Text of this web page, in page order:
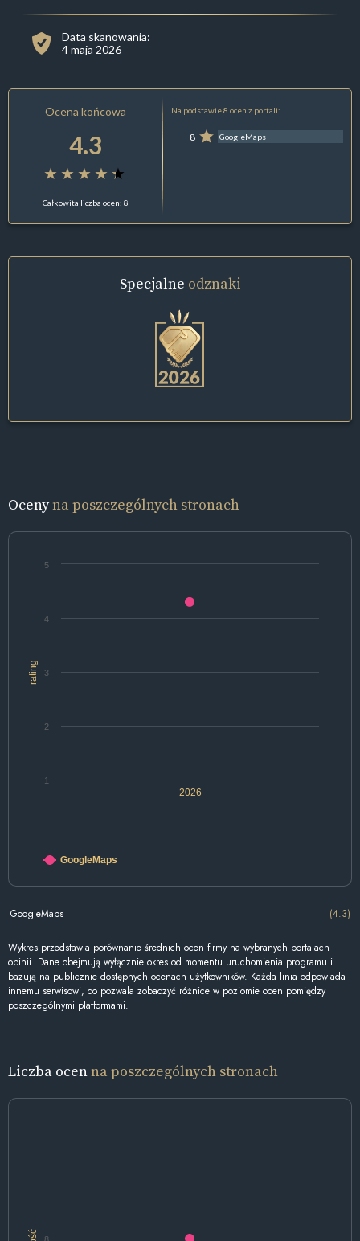
Data skanowania:
4 maja 2026
Ocena końcowa
4.3
Całkowita liczba ocen: 8
Na podstawie 8 ocen z portali:
8 GoogleMaps
Specjalne odznaki
Ocenyna poszczególnych stronach
rating
2026
1
2
3
4
5
GoogleMaps
GoogleMaps (4.3)
Wykres przedstawia porównanie średnich ocen firmy na wybranych portalach
opinii. Dane obejmują wyłącznie okres od momentu uruchomienia programu i
bazują na publicznie dostępnych ocenach użytkowników. Każda linia odpowiada
innemu serwisowi, co pozwala zobaczyć różnice w poziomie ocen pomiędzy
poszczególnymi platformami.
Liczba ocenna poszczególnych stronach